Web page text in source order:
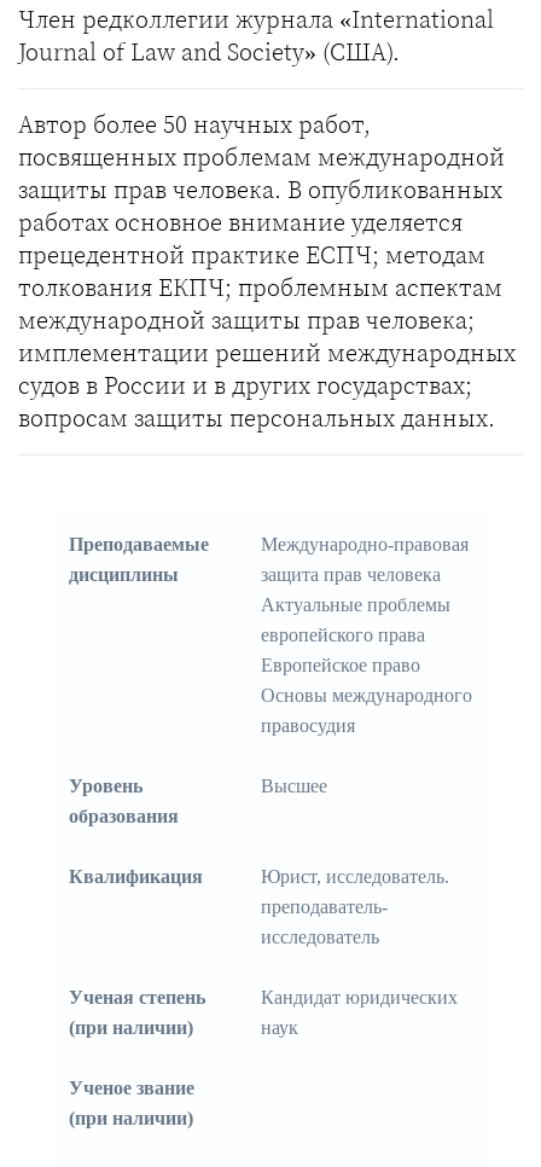
Член редколлегии журнала «International
Journal of Law and Society» (США).
Автор более 50 научных работ,
посвященных проблемам международной
защиты прав человека. В опубликованных
работах основное внимание уделяется
прецедентной практике ЕСПЧ; методам
толкования ЕКПЧ; проблемным аспектам
международной защиты прав человека;
имплементации решений международных
судов в России и в других государствах;
вопросам защиты персональных данных.
Преподаваемые
дисциплины
Международно-правовая
защита прав человека
Актуальные проблемы
европейского права
Европейское право
Основы международного
правосудия
Уровень
образования
Высшее
Квалификация
Юрист, исследователь.
преподаватель-
исследователь
Ученая степень
(при наличии)
Кандидат юридических
наук
Ученое звание
(при наличии)